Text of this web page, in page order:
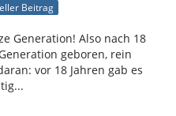
Beitrag
Generation! Also nach 18
geboren, rein
vor 18 Jahren gab es